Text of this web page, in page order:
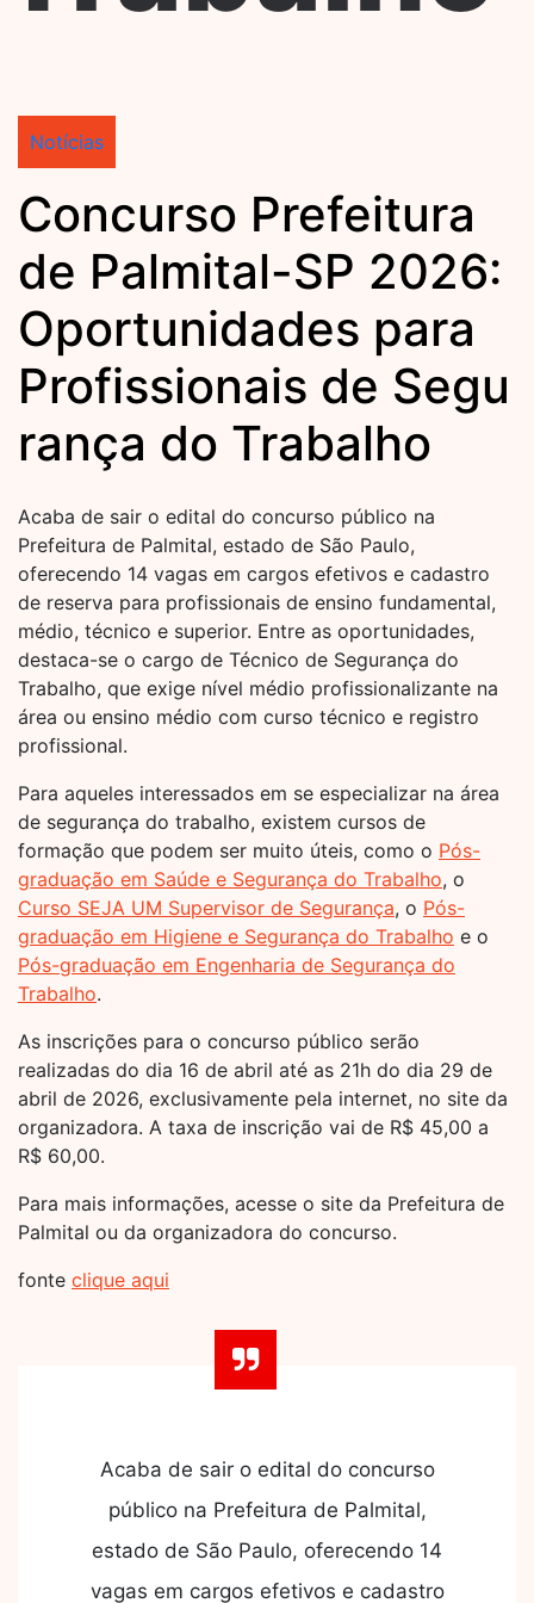
Notícias
Concurso Prefeitura
de Palmital-SP 2026:
Oportunidades para
Profissionais de Segu
rança do Trabalho
Acaba de sair o edital do concurso público na
Prefeitura de Palmital, estado de São Paulo,
oferecendo 14 vagas em cargos efetivos e cadastro
de reserva para profissionais de ensino fundamental,
médio, técnico e superior. Entre as oportunidades,
destaca-se o cargo de Técnico de Segurança do
Trabalho, que exige nível médio profissionalizante na
área ou ensino médio com curso técnico e registro
profissional.
Para aqueles interessados em se especializar na área
de segurança do trabalho, existem cursos de
formação que podem ser muito úteis, como o Pós-
graduação em Saúde e Segurança do Trabalho, o
Curso SEJA UM Supervisor de Segurança, o Pós-
graduação em Higiene e Segurança do Trabalho e o
Pós-graduação em Engenharia de Segurança do
Trabalho.
As inscrições para o concurso público serão
realizadas do dia 16 de abril até as 21h do dia 29 de
abril de 2026, exclusivamente pela internet, no site da
organizadora. A taxa de inscrição vai de R$ 45,00 a
R$ 60,00.
Para mais informações, acesse o site da Prefeitura de
Palmital ou da organizadora do concurso.
fonte clique aqui
Acaba de sair o edital do concurso
público na Prefeitura de Palmital,
estado de São Paulo, oferecendo 14
vagas em cargos efetivos e cadastro